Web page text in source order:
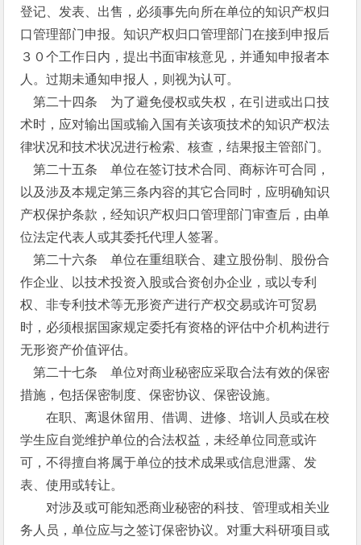
登记、发表、出售，必须事先向所在单位的知识产权归
口管理部门申报。知识产权归口管理部门在接到申报后
３０个工作日内，提出书面审核意见，并通知申报者本
人。过期未通知申报人，则视为认可。
第二十四条 为了避免侵权或失权，在引进或出口技
术时，应对输出国或输入国有关该项技术的知识产权法
律状况和技术状况进行检索、核查，结果报主管部门。
第二十五条 单位在签订技术合同、商标许可合同，
以及涉及本规定第三条内容的其它合同时，应明确知识
产权保护条款，经知识产权归口管理部门审查后，由单
位法定代表人或其委托代理人签署。
第二十六条 单位在重组联合、建立股份制、股份合
作企业、以技术投资入股或合资创办企业，或以专利
权、非专利技术等无形资产进行产权交易或许可贸易
时，必须根据国家规定委托有资格的评估中介机构进行
无形资产价值评估。
第二十七条 单位对商业秘密应采取合法有效的保密
措施，包括保密制度、保密协议、保密设施。
在职、离退休留用、借调、进修、培训人员或在校
学生应自觉维护单位的合法权益，未经单位同意或许
可，不得擅自将属于单位的技术成果或信息泄露、发
表、使用或转让。
对涉及或可能知悉商业秘密的科技、管理或相关业
务人员，单位应与之签订保密协议。对重大科研项目或